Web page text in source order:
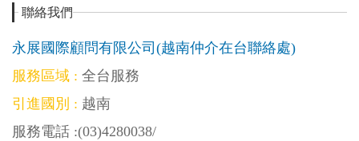
聯絡我們
永展國際顧問有限公司(越南仲介在台聯絡處)
服務區域 : 全台服務
引進國別 : 越南
服務電話 :(03)4280038/